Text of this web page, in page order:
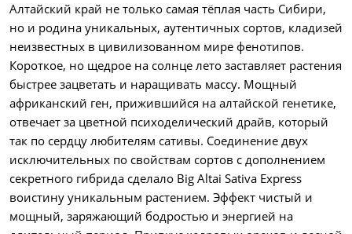
Алтайский край не только самая тёплая часть Сибири,
но и родина уникальных, аутентичных сортов, кладизей
неизвестных в цивилизованном мире фенотипов.
Короткое, но щедрое на солнце лето заставляет растения
быстрее зацветать и наращивать массу. Мощный
африканский ген, прижившийся на алтайской генетике,
отвечает за цветной психоделический драйв, который
так по сердцу любителям сативы. Соединение двух
исключительных по свойствам сортов с дополнением
секретного гибрида сделало Big Altai Sativa Express
воистину уникальным растением. Эффект чистый и
мощный, заряжающий бодростью и энергией на